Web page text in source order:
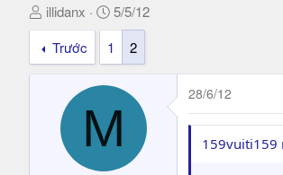
T
h
e
illidanx
N
g
y
g
i
5/5/12
Trước
1 2
M
28/6/12
159vuiti159